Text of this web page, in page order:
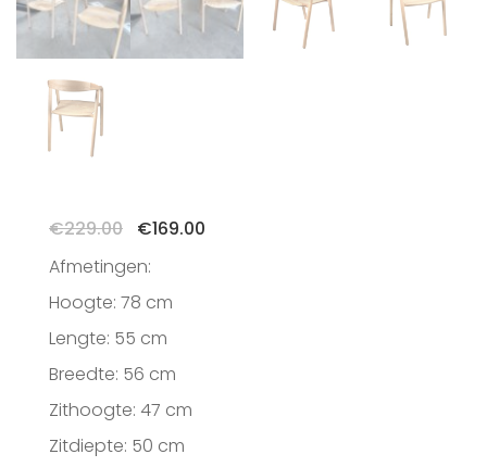
€229.00
Oorspronkelijke
was:
€229.00.
€169.00
Afmetingen:
Hoogte: 78 cm
Lengte: 55 cm
Breedte: 56 cm
Zithoogte: 47 cm
Zitdiepte: 50 cm